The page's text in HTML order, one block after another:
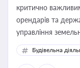
критично
орендарів та
управління
Будівельна